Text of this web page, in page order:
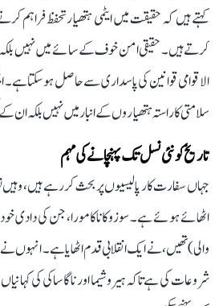
کہتے ہیں کہ حقیقت میں ایٹمی ہتھیار تحفظ فراہم
کرتے ہیں۔ حقیقی امن خوف کے سائے میں نہیں بلکہ
الاقوامی قوانین کی پاسداری سے حاصل ہو سکتا ہے۔
سلامتی کا راستہ ہتھیاروں کے انبار میں نہیں بلکہ
تاریخ کو نئی نسل تک پہنچانے کی مہم
جہاں سفارت کار پالیسیوں پر بحث کر رہے ہیں، وہیں
اٹھائے ہوئے ہے۔ سوزوکا ناکامورا، جن کی دادی
والی) تھیں، نے ایک انقلابی قدم اٹھایا ہے۔ انہوں
شروعات کی ہے تاکہ ہیروشیما اور ناگاساکی کی